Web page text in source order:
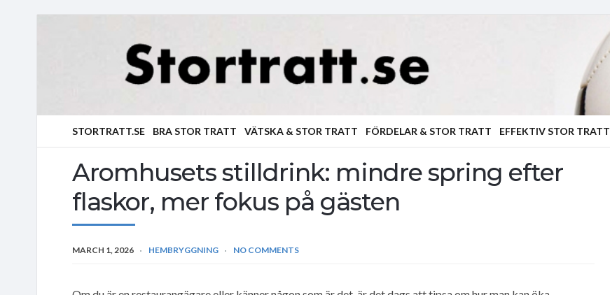
STORTRATT.SE BRA STOR TRATT VÄTSKA & STOR TRATT FÖRDELAR & STOR TRATT EFFEKTIV STOR TRATT
Aromhusets stilldrink: mindre spring efter
flaskor, mer fokus på gästen
MARCH 1, 2026 HEMBRYGGNING NO COMMENTS